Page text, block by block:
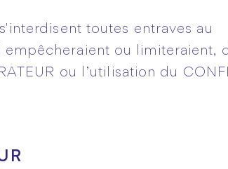
toutes entraves au
empêcheraient ou limiteraient,
ou l’utilisation du